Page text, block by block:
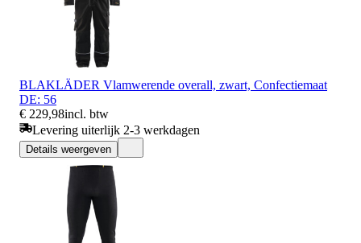
BLAKLÄDER Vlamwerende overall, zwart, Confectiemaat
DE: 56
€ 229,98incl. btw
Levering uiterlijk 2-3 werkdagen
Details weergeven